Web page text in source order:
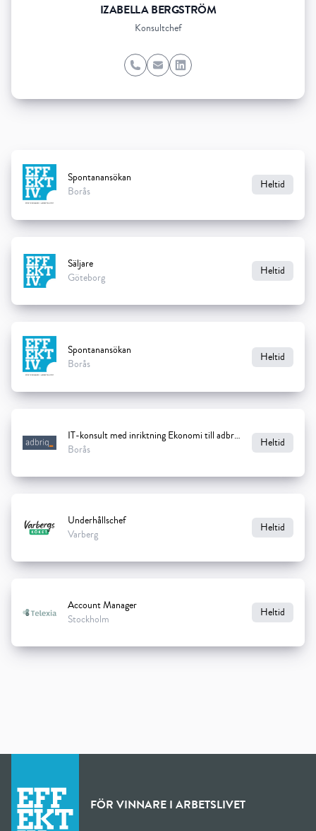
IZABELLA BERGSTRÖM
Konsultchef
PhoneEmailLinkedIn
Spontanansökan
Borås
Heltid
Säljare
Göteborg
Heltid
Spontanansökan
Borås
Heltid
IT-konsult med inriktning Ekonomi till adbriq
Borås
Heltid
Underhållschef
Varberg
Heltid
Account Manager
Stockholm
Heltid
FÖR VINNARE I ARBETSLIVET